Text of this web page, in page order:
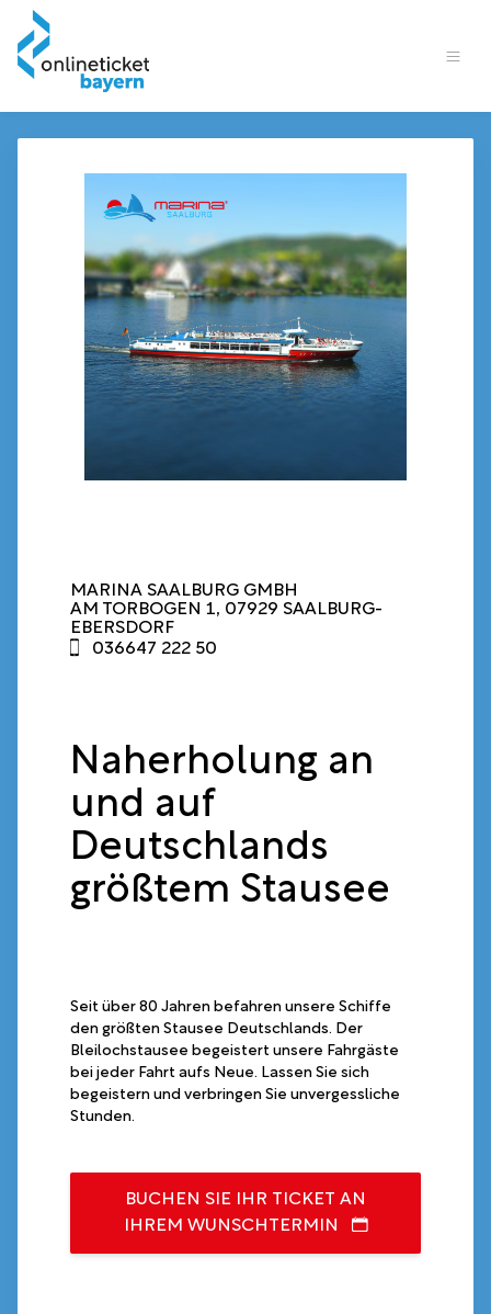
MARINA SAALBURG GMBH
AM TORBOGEN 1, 07929 SAALBURG-
EBERSDORF
036647 222 50
Naherholung an
und auf
Deutschlands
größtem Stausee
Seit über 80 Jahren befahren unsere Schiffe
den größten Stausee Deutschlands. Der
Bleilochstausee begeistert unsere Fahrgäste
bei jeder Fahrt aufs Neue. Lassen Sie sich
begeistern und verbringen Sie unvergessliche
Stunden.
BUCHEN SIE IHR TICKET AN
IHREM WUNSCHTERMIN